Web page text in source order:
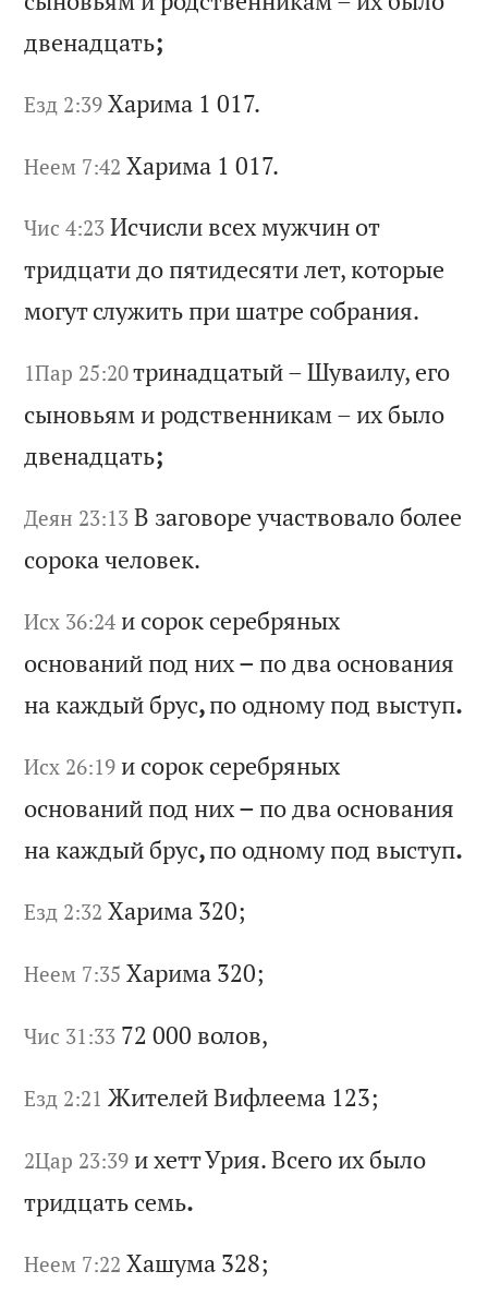
двенадцать;
Езд 2:39 Харима 1 017.
Неем 7:42 Харима 1 017.
Чис 4:23 Исчисли всехмужчин от
тридцатидо пятидесятилет, которые
могутслужить при шатре собрания.
1Пар 25:20тринадцатый–Шуваилу, его
сыновьям иродственникам– ихбыло
двенадцать;
Деян 23:13 В заговореучаствовало более
сорокачеловек.
Исх 36:24 и сорок серебряных
оснований под них– подва основания
на каждый брус,по одномупод выступ.
Исх 26:19 и сорок серебряных
оснований под них– подва основания
на каждый брус,по одномупод выступ.
Езд 2:32 Харима 320;
Неем 7:35 Харима 320;
Чис 31:33 72 000 волов,
Езд 2:21 ЖителейВифлеема 123;
2Цар 23:39 ихеттУрия.Всего их было
тридцать семь.
Неем 7:22 Хашума 328;